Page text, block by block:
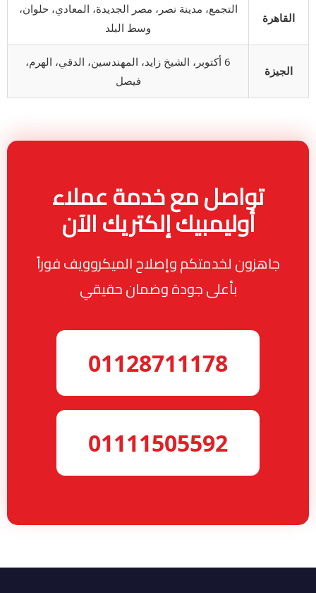
القاهرة
التجمع، مدينة نصر، مصر الجديدة، المعادي، حلوان،
وسط البلد
الجيزة
6 أكتوبر، الشيخ زايد، المهندسين، الدقي، الهرم،
فيصل
تواصل مع خدمة عملاء
أوليمبيك إلكتريك الآن
جاهزون لخدمتكم وإصلاح الميكروويف فوراً
بأعلى جودة وضمان حقيقي
01128711178
01111505592